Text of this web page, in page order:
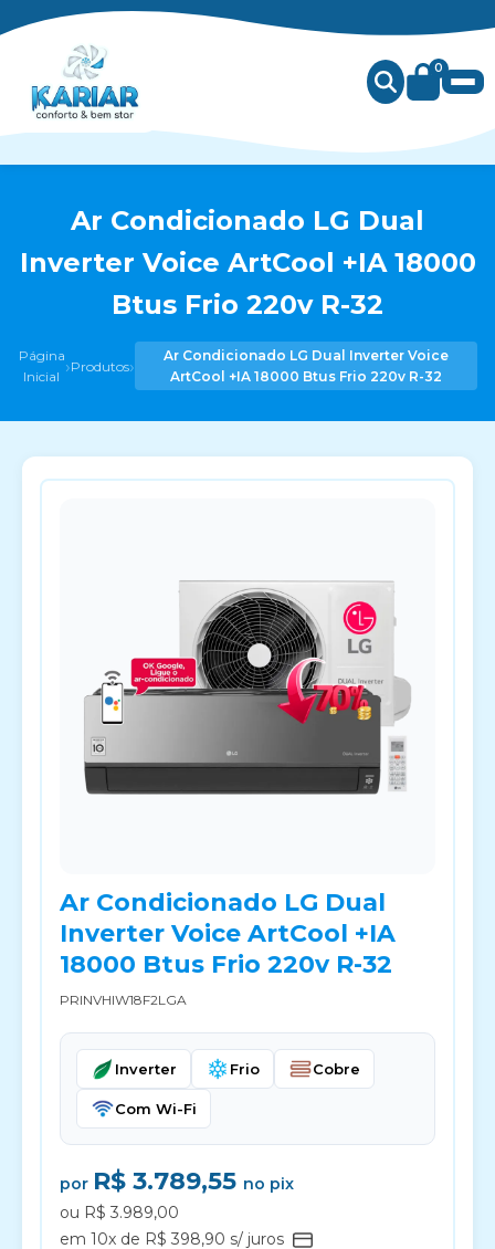
0
Ar Condicionado LG Dual
Inverter Voice ArtCool +IA 18000
Btus Frio 220v R-32
Página
Inicial ›Produtos›
Ar Condicionado LG Dual Inverter Voice
ArtCool +IA 18000 Btus Frio 220v R-32
Ar Condicionado LG Dual
Inverter Voice ArtCool +IA
18000 Btus Frio 220v R-32
PRINVHIW18F2LGA
Inverter Frio Cobre
Com Wi-Fi
por R$ 3.789,55 no pix
ou R$ 3.989,00
em 10x de R$ 398,90 s/ juros